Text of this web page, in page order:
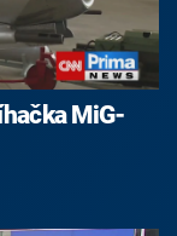
MiG-